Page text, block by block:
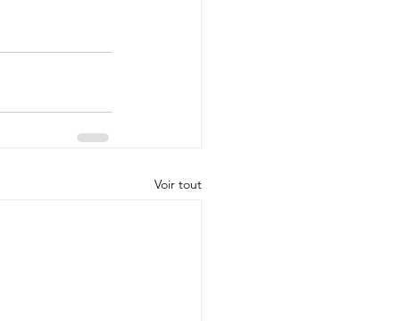
Voir tout